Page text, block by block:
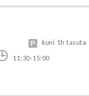
11:30-15:00
kuni 1h tasuta